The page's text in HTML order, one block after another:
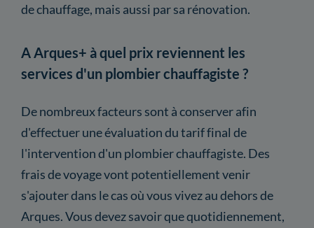
de chauffage, mais aussi par sa rénovation.
A Arques+ à quel prix reviennent les
services d'un plombier chauffagiste ?
De nombreux facteurs sont à conserver afin
d'effectuer une évaluation du tarif final de
l'intervention d'un plombier chauffagiste. Des
frais de voyage vont potentiellement venir
s'ajouter dans le cas où vous vivez au dehors de
Arques. Vous devez savoir que quotidiennement,